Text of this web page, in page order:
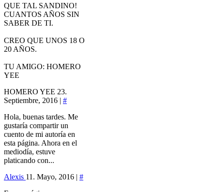
QUE TAL SANDINO!
CUANTOS AÑOS SIN
SABER DE TI.
CREO QUE UNOS 18 O
20 AÑOS.
TU AMIGO: HOMERO
YEE
HOMERO YEE 23.
Septiembre, 2016 | #
Hola, buenas tardes. Me
gustaría compartir un
cuento de mi autoría en
esta página. Ahora en el
mediodía, estuve
platicando con...
Alexis 11. Mayo, 2016 | #